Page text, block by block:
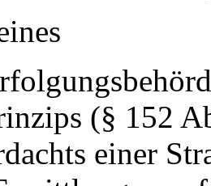
(§ 152
einer